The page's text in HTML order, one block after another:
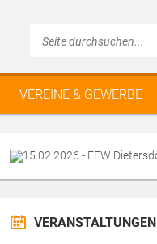
VEREINE & GEWERBE
VERANSTALTUNGEN